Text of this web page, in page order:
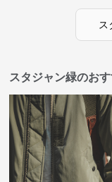
ス
スタジャン緑のお